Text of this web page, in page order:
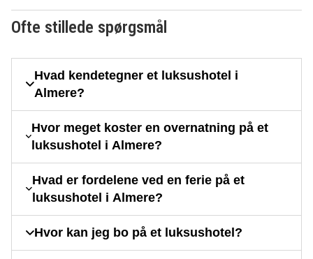
Ofte stillede spørgsmål
Hvad kendetegner et luksushotel i
Almere?
Hvor meget koster en overnatning på et
luksushotel i Almere?
Hvad er fordelene ved en ferie på et
luksushotel i Almere?
Hvor kan jeg bo på et luksushotel?